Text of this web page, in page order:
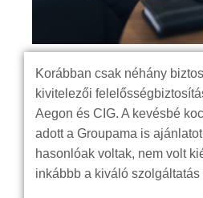
Korábban csak néhány
kivitelezői
Aegon és CIG. A kevésbé
adott a Groupama is
hasonlóak voltak, nem volt
inkábbb a kiváló szolgáltatás